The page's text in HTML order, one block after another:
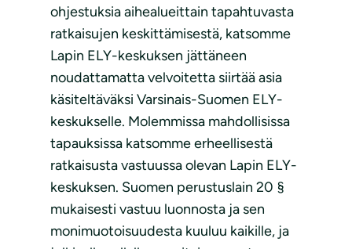
ohjestuksia aihealueittain tapahtuvasta
ratkaisujen keskittämisestä, katsomme
Lapin ELY-keskuksen jättäneen
noudattamatta velvoitetta siirtää asia
käsiteltäväksi Varsinais-Suomen ELY-
keskukselle. Molemmissa mahdollisissa
tapauksissa katsomme erheellisestä
ratkaisusta vastuussa olevan Lapin ELY-
keskuksen. Suomen perustuslain 20 §
mukaisesti vastuu luonnosta ja sen
monimuotoisuudesta kuuluu kaikille, ja